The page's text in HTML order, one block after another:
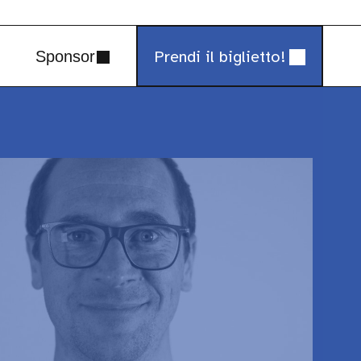
Sponsor Prendi il biglietto!